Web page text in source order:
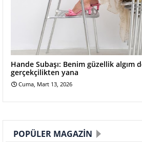
Hande Subaşı: Benim güzellik algım
gerçekçilikten yana
Cuma, Mart 13, 2026
POPÜLER MAGAZIN